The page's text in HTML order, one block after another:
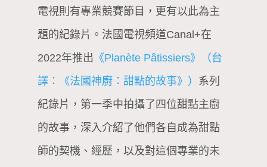
電視則有專業競賽節目，更有以此為主
題的紀錄片。法國電視頻道Canal+在
2022年推出 《Planète Pâtissiers》（台
譯：《法國神廚：甜點的故事》） 系列
紀錄片，第一季中拍攝了四位甜點主廚
的故事，深入介紹了他們各自成為甜點
師的契機、經歷，以及對這個專業的未